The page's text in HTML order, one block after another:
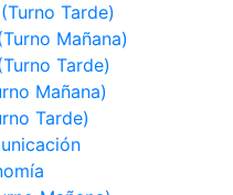
Tarde)
Mañana)
Tarde)
Mañana)
Tarde)